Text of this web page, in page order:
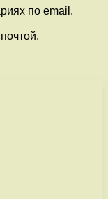
по email.